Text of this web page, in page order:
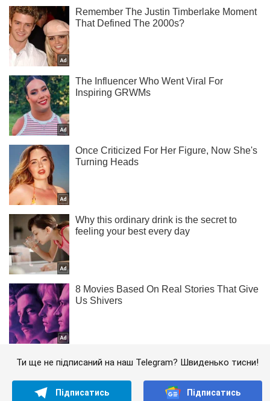
Ти ще не підписаний на наш Telegram? Швиденько тисни!
Підписатись Підписатись